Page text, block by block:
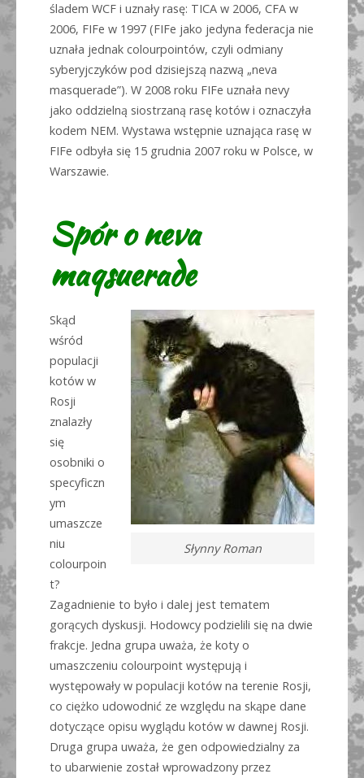
śladem WCF i uznały rasę: TICA w 2006, CFA w
2006, FIFe w 1997 (FIFe jako jedyna federacja nie
uznała jednak colourpointów, czyli odmiany
syberyjczyków pod dzisiejszą nazwą „neva
masquerade”). W 2008 roku FIFe uznała nevy
jako oddzielną siostrzaną rasę kotów i oznaczyła
kodem NEM. Wystawa wstępnie uznająca rasę w
FIFe odbyła się 15 grudnia 2007 roku w Polsce, w
Warszawie.
Spór o neva
maqsuerade
Słynny Roman
Skąd
wśród
populacji
kotów w
Rosji
znalazły
się
osobniki o
specyficzn
ym
umaszcze
niu
colourpoin
t?
Zagadnienie to było i dalej jest tematem
gorących dyskusji. Hodowcy podzielili się na dwie
frakcje. Jedna grupa uważa, że koty o
umaszczeniu colourpoint występują i
występowały w populacji kotów na terenie Rosji,
co ciężko udowodnić ze względu na skąpe dane
dotyczące opisu wyglądu kotów w dawnej Rosji.
Druga grupa uważa, że gen odpowiedzialny za
to ubarwienie został wprowadzony przez